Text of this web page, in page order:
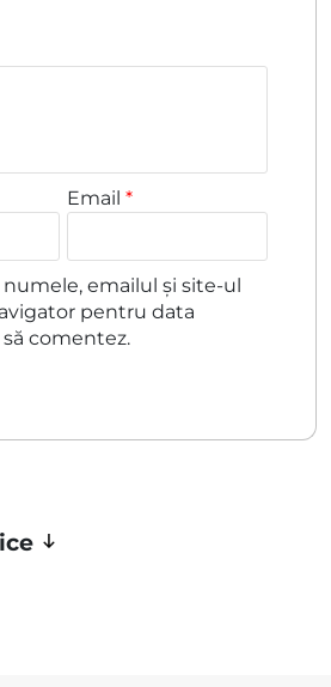
Email*
numele, emailul și site-ul
pentru data
comentez.